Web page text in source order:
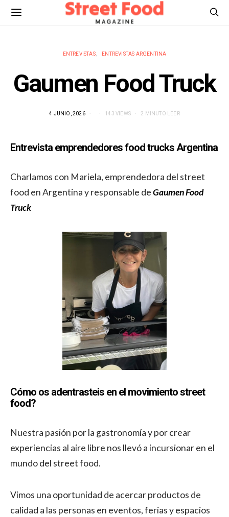
ENTREVISTAS ENTREVISTAS ARGENTINA
Gaumen Food Truck
4 JUNIO, 2026 143 VIEWS 2 MINUTO LEER
Entrevista emprendedores food trucks Argentina
Charlamos con Mariela, emprendedora del street
food en Argentina y responsable deGaumen Food
Truck
Cómo os adentrasteis en el movimiento street
food?
Nuestra pasión por la gastronomía y por crear
experiencias al aire libre nos llevó a incursionar en el
mundo del street food.
Vimos una oportunidad de acercar productos de
calidad a las personas en eventos, ferias y espacios